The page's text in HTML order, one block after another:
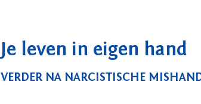
Je leven in eigen hand
VERDER NA NARCISTISCHE